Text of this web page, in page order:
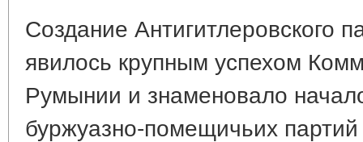
Создание Антигитлеровского
явилось крупным успехом
Румынии и знаменовало
буржуазно-помещичьих